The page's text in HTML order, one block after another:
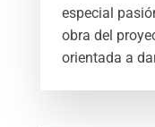
especial
obra del
orientada a